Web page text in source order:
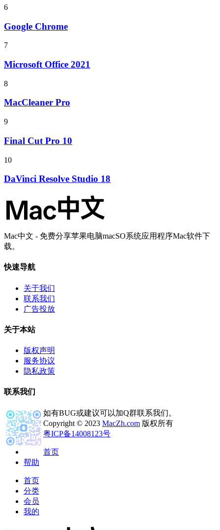
6
Google Chrome
7
Microsoft Office 2021
8
MacCleaner Pro
9
Final Cut Pro 10
10
DaVinci Resolve Studio 18
Mac中文 - 免费分享苹果电脑macSO系统应用程序Mac软件下
载。
快速导航
关于我们
联系我们
广告投放
关于本站
版权声明
服务协议
隐私政策
联系我们
如有BUG或建议可以加Q群联系我们。
Copyright © 2023 MacZh.com 版权所有
粤ICP备14008123号
首页
帮助
首页
分类
会员
我的